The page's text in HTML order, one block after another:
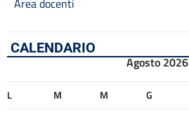
CALENDARIO
Agosto 2026
L M M G